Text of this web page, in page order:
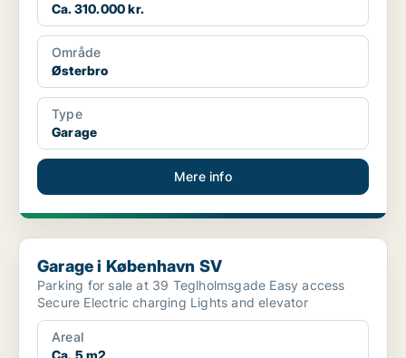
Ca. 310.000 kr.
Område
Østerbro
Type
Garage
Mere info
Garage i København SV
Garage i København SV
Parking for sale at 39 Teglholmsgade Easy access
Secure Electric charging Lights and elevator
Areal